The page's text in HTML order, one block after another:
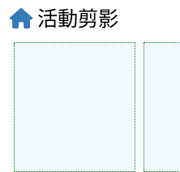
活動剪影